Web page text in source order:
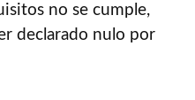
no se cumple,
declarado nulo por